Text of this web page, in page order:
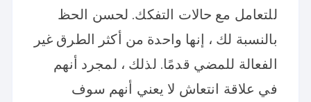
للتعامل مع حالات التفكك. لحسن الحظ
بالنسبة لك ، إنها واحدة من أكثر الطرق غير
الفعالة للمضي قدمًا. لذلك ، لمجرد أنهم
في علاقة انتعاش لا يعني أنهم سوف